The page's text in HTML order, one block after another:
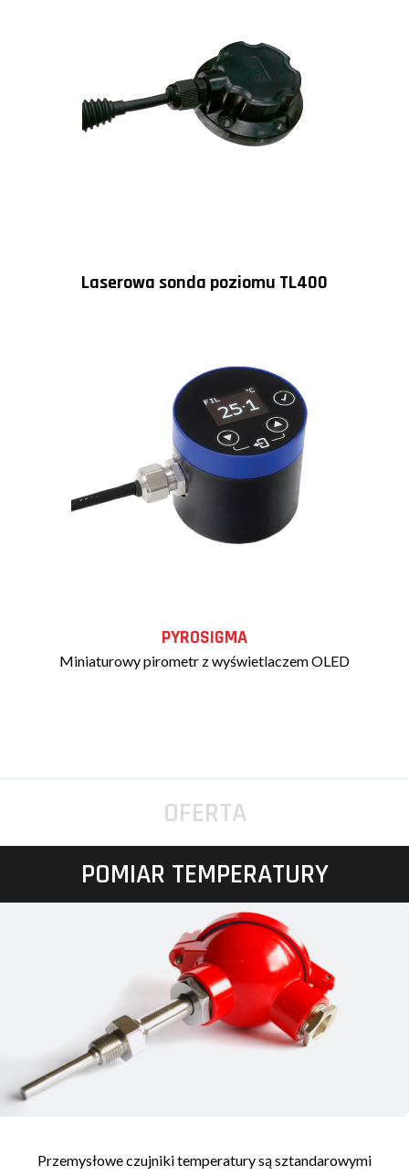
Laserowa sonda poziomu TL400
PYROSIGMA
Miniaturowy pirometr z wyświetlaczem OLED
OFERTA
POMIAR TEMPERATURY
Przemysłowe czujniki temperatury są sztandarowymi